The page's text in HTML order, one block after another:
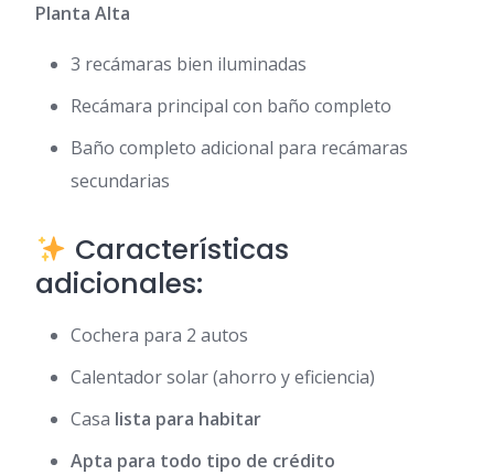
Planta Alta
3 recámaras bien iluminadas
Recámara principal con baño completo
Baño completo adicional para recámaras
secundarias
Características
adicionales:
Cochera para 2 autos
Calentador solar (ahorro y eficiencia)
Casa lista para habitar
Apta para todo tipo de crédito